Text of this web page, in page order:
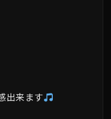
出来ます